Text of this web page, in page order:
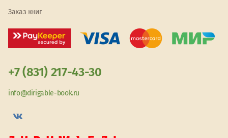
Заказ книг
+7 (831) 217-43-30
info@dirigable-book.ru